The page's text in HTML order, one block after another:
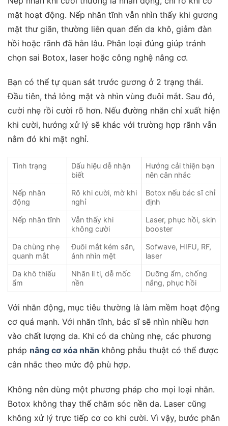
mặt hoạt động. Nếp nhăn tĩnh vẫn nhìn thấy khi gương
mặt thư giãn, thường liên quan đến da khô, giảm đàn
hồi hoặc rãnh đã hằn lâu. Phân loại đúng giúp tránh
chọn sai Botox, laser hoặc công nghệ nâng cơ.
Bạn có thể tự quan sát trước gương ở 2 trạng thái.
Đầu tiên, thả lỏng mặt và nhìn vùng đuôi mắt. Sau đó,
cười nhẹ rồi cười rõ hơn. Nếu đường nhăn chỉ xuất hiện
khi cười, hướng xử lý sẽ khác với trường hợp rãnh vẫn
nằm đó khi mặt nghỉ.
Tình trạng
Dấu hiệu dễ nhận
biết
Hướng cải thiện bạn
nên cân nhắc
Nếp nhăn
động
Rõ khi cười, mờ khi
nghỉ
Botox nếu bác sĩ chỉ
định
Nếp nhăn tĩnh
Vẫn thấy khi
không cười
Laser, phục hồi, skin
booster
Da chùng nhẹ
quanh mắt
Đuôi mắt kém săn,
ánh nhìn mệt
Sofwave, HIFU, RF,
laser
Da khô thiếu
ẩm
Nhăn li ti, dễ mốc
nền
Dưỡng ẩm, chống
nắng, phục hồi
Với nhăn động, mục tiêu thường là làm mềm hoạt động
cơ quá mạnh. Với nhăn tĩnh, bác sĩ sẽ nhìn nhiều hơn
vào chất lượng da. Khi có da chùng nhẹ, các phương
pháp nâng cơ xóa nhăn không phẫu thuật có thể được
cân nhắc theo mức độ phù hợp.
Không nên dùng một phương pháp cho mọi loại nhăn.
Botox không thay thế chăm sóc nền da. Laser cũng
không xử lý trực tiếp cơ co khi cười. Vì vậy, bước phân